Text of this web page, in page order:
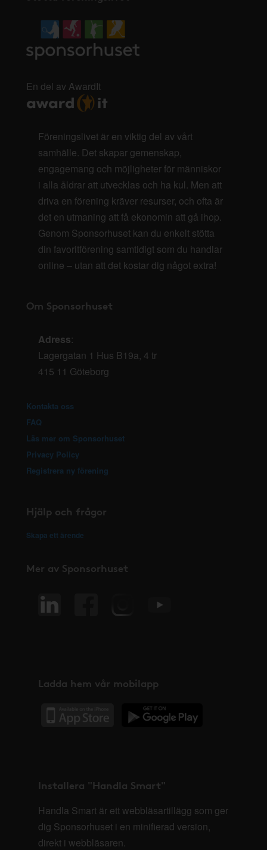
En del av AwardIt
Föreningslivet är en viktig del av vårt
samhälle. Det skapar gemenskap,
engagemang och möjligheter för människor
i alla åldrar att utvecklas och ha kul. Men att
driva en förening kräver resurser, och ofta är
det en utmaning att få ekonomin att gå ihop.
Genom Sponsorhuset kan du enkelt stötta
din favoritförening samtidigt som du handlar
online – utan att det kostar dig något extra!
Om Sponsorhuset
Adress:
Lagergatan 1 Hus B19a, 4 tr
415 11 Göteborg
Kontakta oss
FAQ
Läs mer om Sponsorhuset
Privacy Policy
Registrera ny förening
Hjälp och frågor
Skapa ett ärende
Mer av Sponsorhuset
Ladda hem vår mobilapp
Installera "Handla Smart"
Handla Smart är ett webbläsartillägg som ger
dig Sponsorhuset i en minifierad version,
direkt i webbläsaren.